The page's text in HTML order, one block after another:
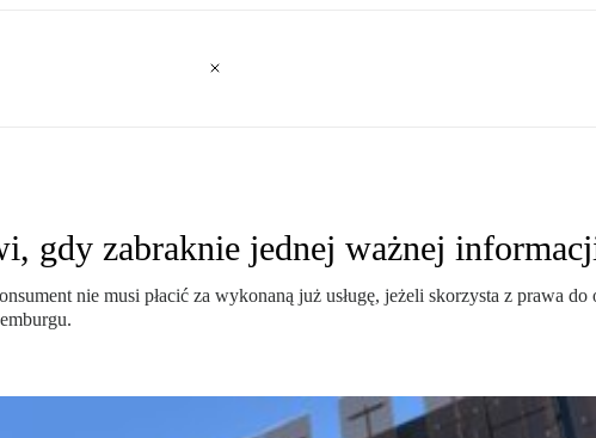
gdy zabraknie jednej ważnej
nie musi płacić za wykonaną już usługę, jeżeli skorzysta z prawa